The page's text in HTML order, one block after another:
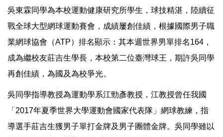
吳東霖同學為本校運動健康研究所學生，球技精湛，陸續征
戰全球大型網球運動賽會，成績屢創佳績，根據國際男子職
業網球協會（ATP）排名顯示：其本週世界男單排名164，
成為繼校友莊吉生學長，本校第二位臺灣球王，期許吳同學
再創佳績，為國及為校爭光。
吳同學指導教授為運動學系江勁彥教授，江教授曾任我國
「2017年夏季世界大學運動會國家代表隊」網球教練，指
導選手莊吉生獲男子單打金牌及男子團體金牌。吳同學雖以